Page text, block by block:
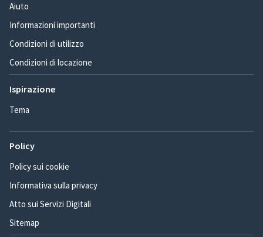
Aiuto
Informazioni importanti
Condizioni di utilizzo
Condizioni di locazione
Ispirazione
Tema
Policy
Policy sui cookie
Informativa sulla privacy
Atto sui Servizi Digitali
Sitemap